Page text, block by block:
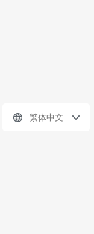
繁体中文